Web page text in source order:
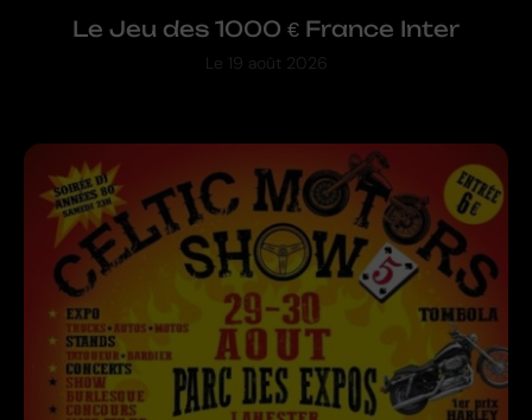
Le Jeu des 1000 € France Inter
Le 19 août 2026